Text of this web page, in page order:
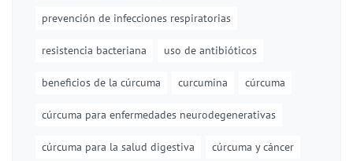
prevención de infecciones respiratorias
resistencia bacteriana uso de antibióticos
beneficios de la cúrcuma curcumina cúrcuma
cúrcuma para enfermedades neurodegenerativas
cúrcuma para la salud digestiva cúrcuma y cáncer